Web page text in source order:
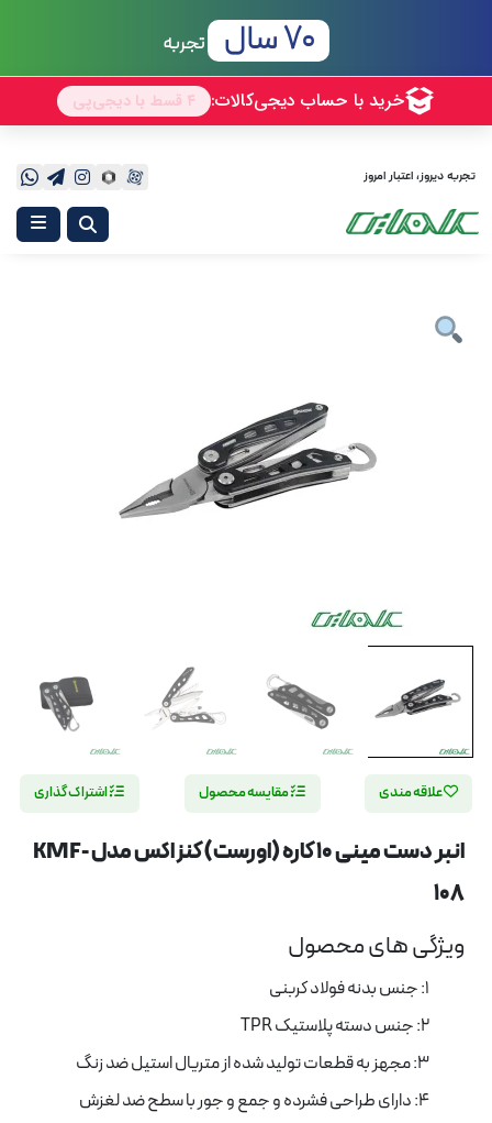
70 سال تجربه
تجربه دیروز، اعتبار امروز
علاقه مندی مقایسه محصول اشتراک گذاری
انبر دست مینی 10 کاره (اورست) کنزاکس مدل KMF-
108
ویژگی های محصول
1: جنس بدنه فولاد کربنی
2: جنس دسته پلاستیک TPR
3: مجهز به قطعات تولید شده از متریال استیل ضد زنگ
4: دارای طراحی فشرده و جمع و جور با سطح ضد لغزش